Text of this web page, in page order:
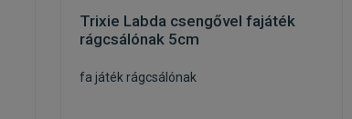
Trixie Labda csengővel fajáték
rágcsálónak 5cm
fa játék rágcsálónak